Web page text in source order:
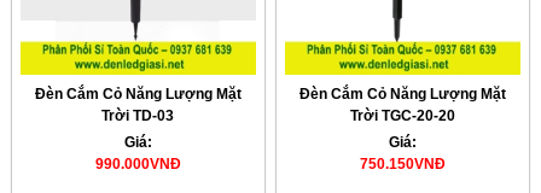
Đèn Cắm Cỏ Năng Lượng Mặt
Trời TD-03
Giá:
990.000VNĐ
Đèn Cắm Cỏ Năng Lượng Mặt
Trời TGC-20-20
Giá:
750.150VNĐ